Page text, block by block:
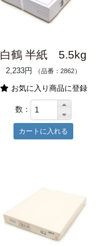
白鶴 半紙 5.5kg
2,233円 （品番：2862）
お気に入り商品に登録
数：